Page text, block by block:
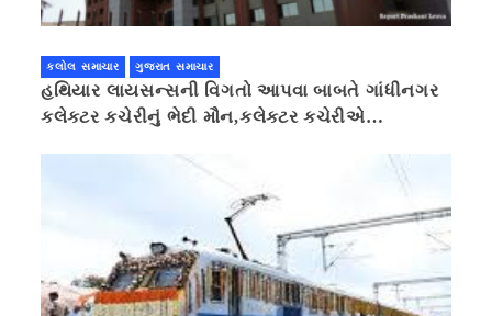
કલોલ સમાચાર ગુજરાત સમાચાર
હથિયાર લાયસન્સની વિગતો આપવા બાબતે ગાંધીનગર
કલેક્ટર કચેરીનું ભેદી મૌન,કલેક્ટર કચેરીએ